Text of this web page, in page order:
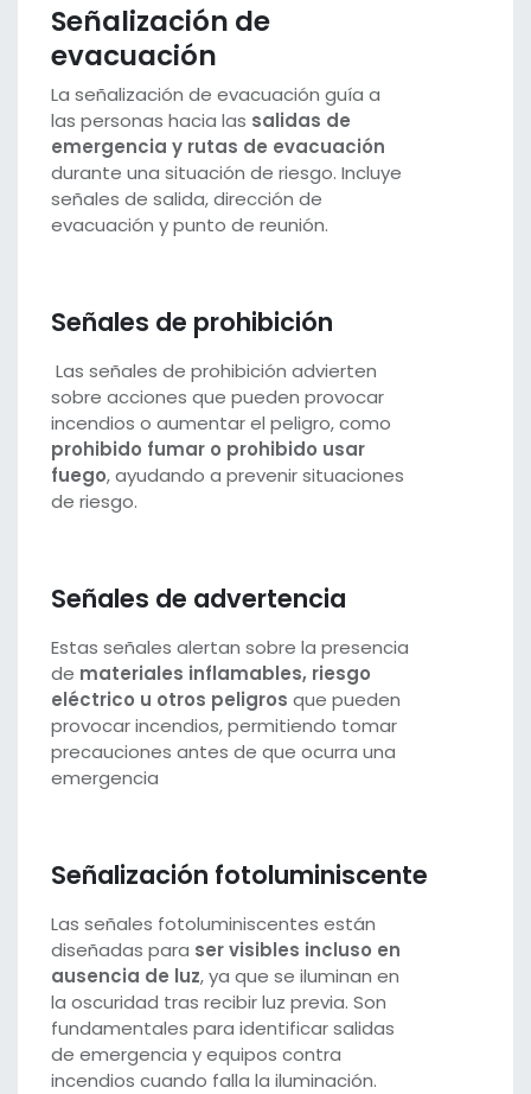
Señalización de
evacuación
La señalización de evacuación guía a
las personas hacia las salidas de
emergencia y rutas de evacuación
durante una situación de riesgo. Incluye
señales de salida, dirección de
evacuación y punto de reunión.
Señales de prohibición
Las señales de prohibición advierten
sobre acciones que pueden provocar
incendios o aumentar el peligro, como
prohibido fumar o prohibido usar
fuego, ayudando a prevenir situaciones
de riesgo.
Señales de advertencia
Estas señales alertan sobre la presencia
de materiales inflamables, riesgo
eléctrico u otros peligros que pueden
provocar incendios, permitiendo tomar
precauciones antes de que ocurra una
emergencia
Señalización fotoluminiscente
Las señales fotoluminiscentes están
diseñadas para ser visibles incluso en
ausencia de luz, ya que se iluminan en
la oscuridad tras recibir luz previa. Son
fundamentales para identificar salidas
de emergencia y equipos contra
incendios cuando falla la iluminación.